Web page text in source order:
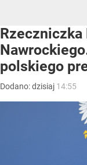
Rzeczniczka
polskiego
Dodano:dzisiaj 14:55